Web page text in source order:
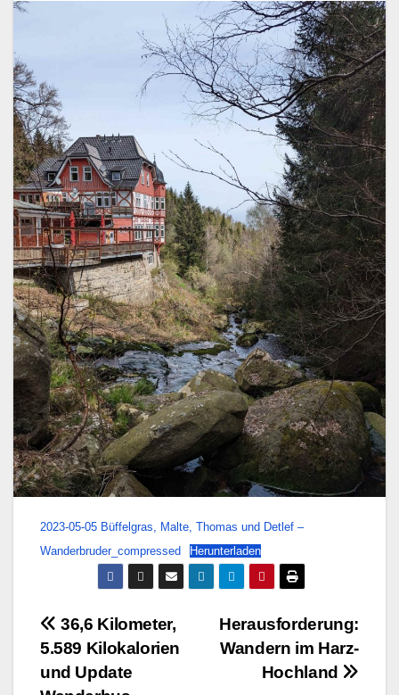
2023-05-05 Büffelgras, Malte, Thomas und Detlef –
Wanderbruder_compressed
Herunterladen
Beitragsnavigation
Herausforderung:
Wandern im Harz-
Hochland
36,6 Kilometer,
5.589 Kilokalorien
und Update